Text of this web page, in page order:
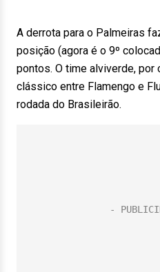
A derrota para o Palmeiras
posição (agora é o 9º
pontos. O time alviverde, por
clássico entre Flamengo e
rodada do Brasileirão.